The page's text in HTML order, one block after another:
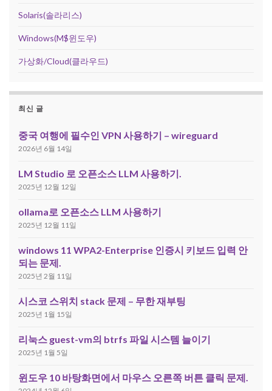
Solaris(솔라리스)
Windows(M$윈도우)
가상화/Cloud(클라우드)
최신 글
중국 여행에 필수인 VPN 사용하기 – wireguard
2026년 6월 14일
LM Studio 로 오픈소스 LLM 사용하기.
2025년 12월 12일
ollama로 오픈소스 LLM 사용하기
2025년 12월 11일
windows 11 WPA2-Enterprise 인증시 키보드 입력 안
되는 문제.
2025년 2월 11일
시스코 스위치 stack 문제 – 무한 재부팅
2025년 1월 15일
리눅스 guest-vm의 btrfs 파일 시스템 늘이기
2025년 1월 5일
윈도우 10 바탕화면에서 마우스 오른쪽 버튼 클릭 문제.